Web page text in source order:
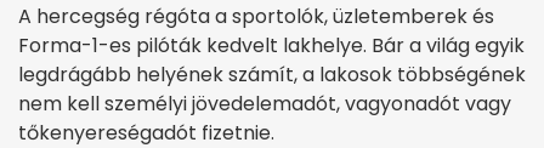
A hercegség régóta a sportolók, üzletemberek és
Forma-1-es pilóták kedvelt lakhelye. Bár a világ egyik
legdrágább helyének számít, a lakosok többségének
nem kell személyi jövedelemadót, vagyonadót vagy
tőkenyereségadót fizetnie.